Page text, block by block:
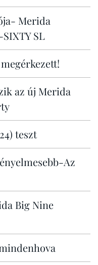
Merida
SL
az új Merida
teszt
Az
Big Nine